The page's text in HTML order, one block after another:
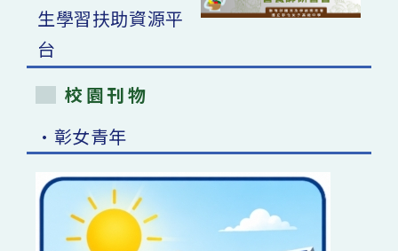
校園刊物
•彰女青年